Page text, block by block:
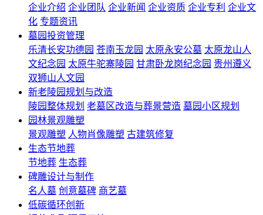
企业介绍 企业团队 企业新闻 企业资质 企业专利 企业文
化 专题资讯
墓园投资管理
乐清长安功德园 苍南玉龙园 太原永安公墓 太原龙山人
文纪念园 太原牛驼寨陵园 甘肃卧龙岗纪念园 贵州遵义
双狮山人文园
新老陵园规划与改造
陵园整体规划 老墓区改造与葬景营造 墓园小区规划
园林景观雕塑
景观雕塑 人物肖像雕塑 古建筑修复
生态节地葬
节地葬 生态葬
碑雕设计与制作
名人墓 创意墓碑 商艺墓
低碳循环创新